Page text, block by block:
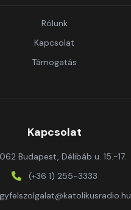
Rólunk
Kapcsolat
Támogatás
Kapcsolat
Budapest, Délibáb u. 15.-17.
(+36 1) 255-3333